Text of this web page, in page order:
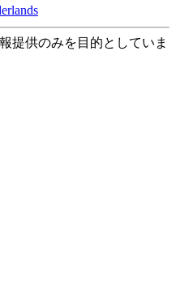
提供のみを目的としていま